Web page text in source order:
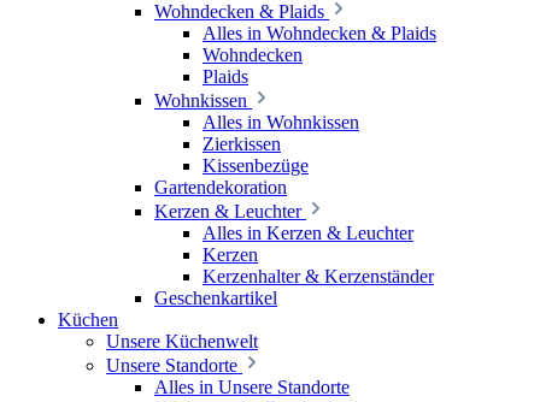
Wohndecken & Plaids
Alles in Wohndecken & Plaids
Wohndecken
Plaids
Wohnkissen
Alles in Wohnkissen
Zierkissen
Kissenbezüge
Gartendekoration
Kerzen & Leuchter
Alles in Kerzen & Leuchter
Kerzen
Kerzenhalter & Kerzenständer
Geschenkartikel
Küchen
Unsere Küchenwelt
Unsere Standorte
Alles in Unsere Standorte